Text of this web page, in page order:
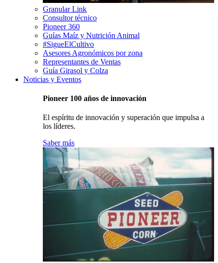
Granular Link
Consultor técnico
Pioneer 360
Guías Maíz y Nutrición Animal
#SigueElCultivo
Asesores Agronómicos por zona
Representantes de Ventas
Guía Girasol y Colza
Noticias y Eventos
Pioneer 100 años de innovación
El espíritu de innovación y superación que impulsa a
los líderes.
Saber más